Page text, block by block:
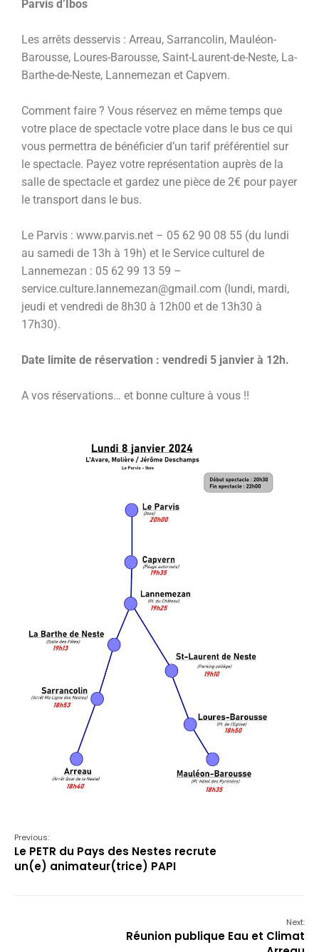
Parvis d’Ibos
Les arrêts desservis : Arreau, Sarrancolin, Mauléon-
Barousse, Loures-Barousse, Saint-Laurent-de-Neste, La-
Barthe-de-Neste, Lannemezan et Capvern.
Comment faire ? Vous réservez en même temps que
votre place de spectacle votre place dans le bus ce qui
vous permettra de bénéficier d’un tarif préférentiel sur
le spectacle. Payez votre représentation auprès de la
salle de spectacle et gardez une pièce de 2€ pour payer
le transport dans le bus.
Le Parvis : www.parvis.net – 05 62 90 08 55 (du lundi
au samedi de 13h à 19h) et le Service culturel de
Lannemezan : 05 62 99 13 59 –
service.culture.lannemezan@gmail.com (lundi, mardi,
jeudi et vendredi de 8h30 à 12h00 et de 13h30 à
17h30).
Date limite de réservation : vendredi 5 janvier à 12h.
A vos réservations… et bonne culture à vous !!
Previous:
Le PETR du Pays des Nestes recrute
un(e) animateur(trice) PAPI
Next:
Réunion publique Eau et Climat